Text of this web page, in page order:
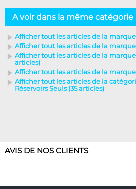
A voir dans la même catégorie
Afficher tout les articles de la marque
Afficher tout les articles de la marque
Afficher tout les articles de la marque
articles)
Afficher tout les articles de la
Afficher tout les articles de la
Réservoirs Seuls (35 articles)
AVIS DE NOS CLIENTS